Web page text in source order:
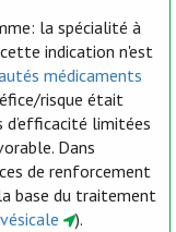
la spécialité à
indication n'est
médicaments
risque était
d’efficacité limitées
Dans
de renforcement
base du traitement
).